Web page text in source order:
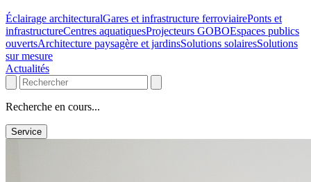
Éclairage architecturalGares et infrastructure ferroviairePonts et
infrastructureCentres aquatiquesProjecteurs GOBOEspaces publics
ouvertsArchitecture paysagère et jardinsSolutions solairesSolutions
sur mesure
Actualités
Recherche en cours...
Service